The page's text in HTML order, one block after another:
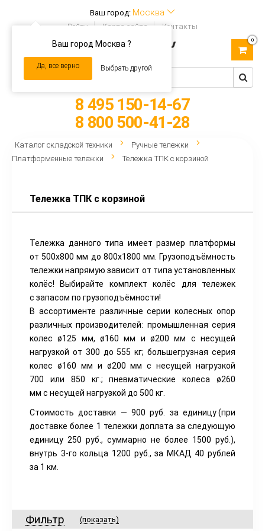
Ваш город: Москва
Ваш город Москва ?
Да, все верно Выбрать другой
Войти Карта сайта Контакты
navigation
0
8 495 150-14-67
8 800 500-41-28
Каталог складской техники
Ручные тележки
Платформенные тележки
Тележка ТПК с корзиной
Тележка ТПК с корзиной
Тележка данного типа имеет размер платформы
от 500х800 мм до 800х1800 мм. Грузоподъёмность
тележки напрямую зависит от типа установленных
колёс! Выбирайте комплект колёс для тележек
с запасом по грузоподъёмности!
В ассортименте различные серии колесных опор
различных производителей: промышленная серия
колес ø125 мм, ø160 мм и ø200 мм с несущей
нагрузкой от 300 до 555 кг; большегрузная серия
колес ø160 мм и ø200 мм с несущей нагрузкой
700 или 850 кг.; пневматические колеса ø260
мм с несущей нагрузкой до 500 кг.
Стоимость доставки — 900 руб. за единицу(при
доставке более 1 тележки доплата за следующую
единицу 250 руб., суммарно не более 1500 руб.),
внутрь 3-го кольца 1200 руб., за МКАД 40 рублей
за 1 км.
Фильтр (показать)